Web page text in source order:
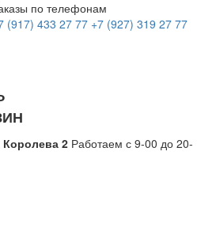
по телефонам
(917) 433 27 77 +7 (927) 319 27 77
2 Работаем с 9-00 до 20-